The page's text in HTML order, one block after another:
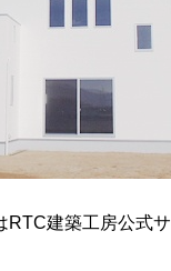
建築工房公式サ